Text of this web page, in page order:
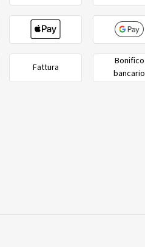
Fattura
Bonifico
bancario